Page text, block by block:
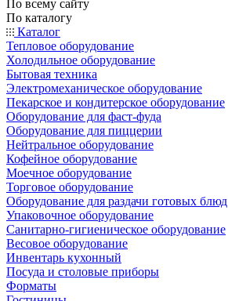
По всему сайту
По каталогу
Каталог
Тепловое оборудование
Холодильное оборудование
Бытовая техника
Электромеханическое оборудование
Пекарское и кондитерское оборудование
Оборудование для фаст-фуда
Оборудование для пиццерии
Нейтральное оборудование
Кофейное оборудование
Моечное оборудование
Торговое оборудование
Оборудование для раздачи готовых блюд
Упаковочное оборудование
Санитарно-гигиеническое оборудование
Весовое оборудование
Инвентарь кухонный
Посуда и столовые приборы
Форматы